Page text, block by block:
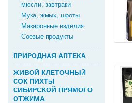
мюсли, завтраки
Мука, жмых, шроты
Макаронные изделия
Соевые продукты
ПРИРОДНАЯ АПТЕКА
ЖИВОЙ КЛЕТОЧНЫЙ
СОК ПИХТЫ
СИБИРСКОЙ ПРЯМОГО
ОТЖИМА